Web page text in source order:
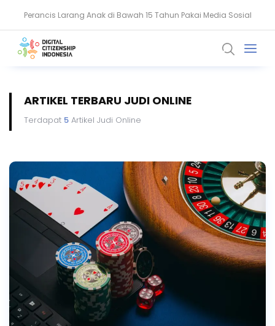
Keamanan Data Jadi Fondasi Ekosistem Kesehatan Digital RI
ARTIKEL TERBARU JUDI ONLINE
Terdapat 5Artikel Judi Online